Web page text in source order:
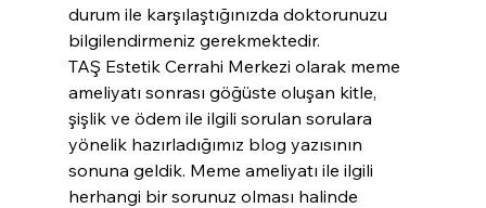
durum ile karşılaştığınızda doktorunuzu
bilgilendirmeniz gerekmektedir.
TAŞ Estetik Cerrahi Merkezi olarak meme
ameliyatı sonrası göğüste oluşan kitle,
şişlik ve ödem ile ilgili sorulan sorulara
yönelik hazırladığımız blog yazısının
sonuna geldik. Meme ameliyatı ile ilgili
herhangi bir sorunuz olması halinde